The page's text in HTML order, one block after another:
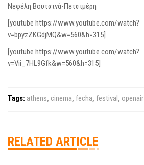
Νεφέλη Βουτσινά-Πετσιμέρη
[youtube https://www.youtube.com/watch?
v=bpyzZKGdjMQ&w=560&h=315]
[youtube https://www.youtube.com/watch?
v=Vii_7HL9Gfk&w=560&h=315]
Tags: athens, cinema, fecha, festival , openair
RELATED ARTICLE